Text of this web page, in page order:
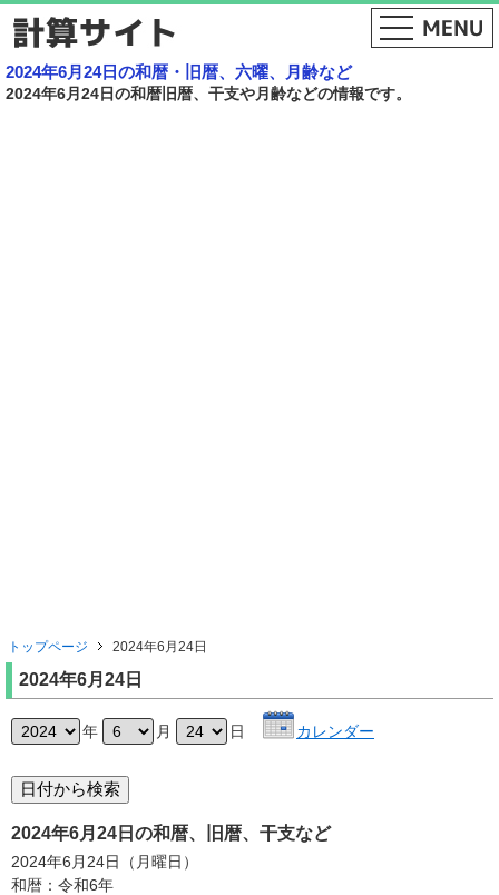
2024年6月24日の和暦・旧暦、六曜、月齢など
2024年6月24日の和暦旧暦、干支や月齢などの情報です。
トップページ 2024年6月24日
2024年6月24日
年 月 日 カレンダー
2024年6月24日の和暦、旧暦、干支など
2024年6月24日（月曜日）
和暦：令和6年